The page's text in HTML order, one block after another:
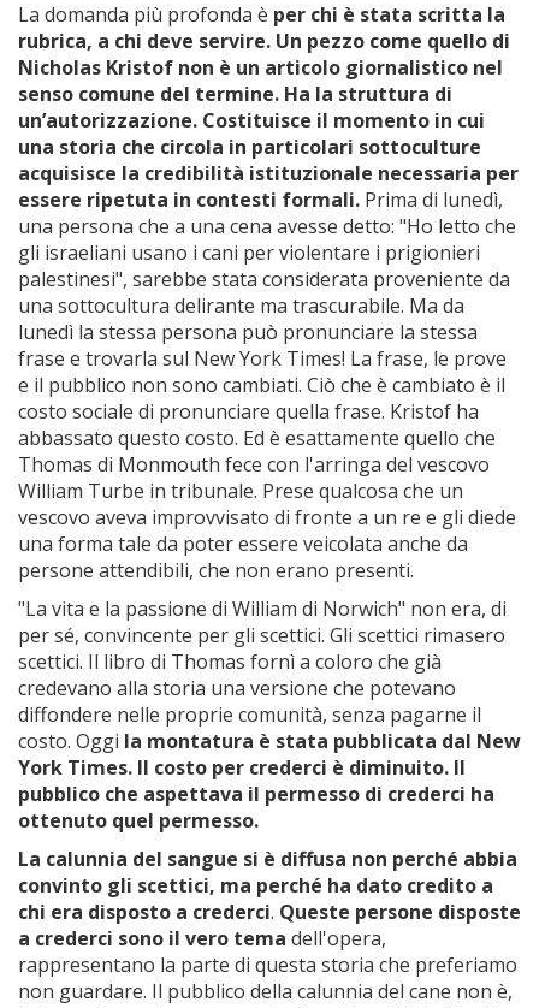
La domanda più profonda è per chi è stata scritta la
rubrica, a chi deve servire. Un pezzo come quello di
Nicholas Kristof non è un articolo giornalistico nel
senso comune del termine. Ha la struttura di
un’autorizzazione. Costituisce il momento in cui
una storia che circola in particolari sottoculture
acquisisce la credibilità istituzionale necessaria per
essere ripetuta in contesti formali. Prima di lunedì,
una persona che a una cena avesse detto: "Ho letto che
gli israeliani usano i cani per violentare i prigionieri
palestinesi", sarebbe stata considerata proveniente da
una sottocultura delirante ma trascurabile. Ma da
lunedì la stessa persona può pronunciare la stessa
frase e trovarla sul New York Times! La frase, le prove
e il pubblico non sono cambiati. Ciò che è cambiato è il
costo sociale di pronunciare quella frase. Kristof ha
abbassato questo costo. Ed è esattamente quello che
Thomas di Monmouth fece con l'arringa del vescovo
William Turbe in tribunale. Prese qualcosa che un
vescovo aveva improvvisato di fronte a un re e gli diede
una forma tale da poter essere veicolata anche da
persone attendibili, che non erano presenti.
"La vita e la passione di William di Norwich" non era, di
per sé, convincente per gli scettici. Gli scettici rimasero
scettici. Il libro di Thomas fornì a coloro che già
credevano alla storia una versione che potevano
diffondere nelle proprie comunità, senza pagarne il
costo. Oggi la montatura è stata pubblicata dal New
York Times. Il costo per crederci è diminuito. Il
pubblico che aspettava il permesso di crederci ha
ottenuto quel permesso.
La calunnia del sangue si è diffusa non perché abbia
convinto gli scettici, ma perché ha dato credito a
chi era disposto a crederci. Queste persone disposte
a crederci sono il vero tema dell'opera,
rappresentano la parte di questa storia che preferiamo
non guardare. Il pubblico della calunnia del cane non è,